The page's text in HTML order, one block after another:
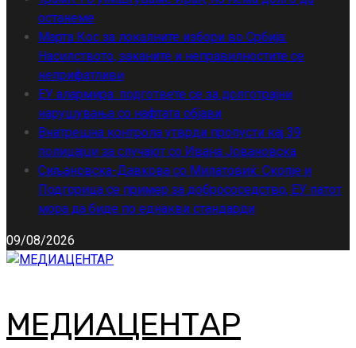
останеме
Марта Кос за локалните избори во Србија:
Насилството, заканите и неправилностите се
неприфатливи
ЕУ алармира: подгответе се за долготрајни
нарушувања со нафтата објави
Внатрешна контрола утврди пропусти кај 39
полицајци за случајот со Ивана Јовановска
Сиљановска-Давкова со Милатовиќ: Скопје и
Подгорица се пример за добрососедство, ЕУ патот
мора да биде по еднакви стандарди
09/08/2026
МЕДИАЦЕНТАР